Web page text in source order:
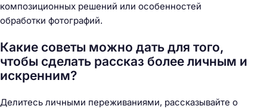
композиционных решений или особенностей
обработки фотографий.
Какие советы можно дать для того,
чтобы сделать рассказ более личным и
искренним?
Делитесь личными переживаниями, рассказывайте о